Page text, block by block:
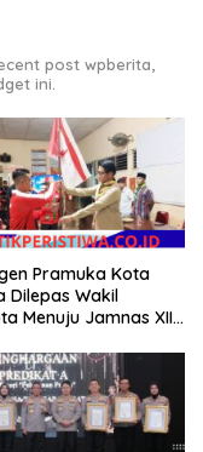
post wpberita,
ini.
Pramuka Kota
Dilepas Wakil
Menuju Jamnas XII